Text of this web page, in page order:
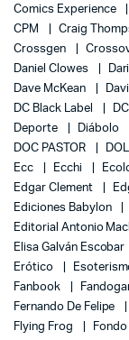
Comics Experience
CPM
Craig
Crossgen
Daniel Clowes
Dave McKean
DC Black Label
Deporte
Diábolo
DOC PASTOR
Ecc
Ecchi
Edgar Clement
Ediciones Babylon
Editorial Antonio
Elisa Galván Escobar
Erótico
Fanbook
Fernando De Felipe
Flying Frog